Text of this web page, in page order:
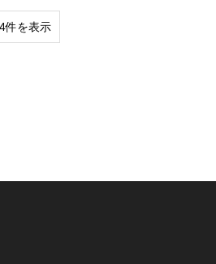
件を表示